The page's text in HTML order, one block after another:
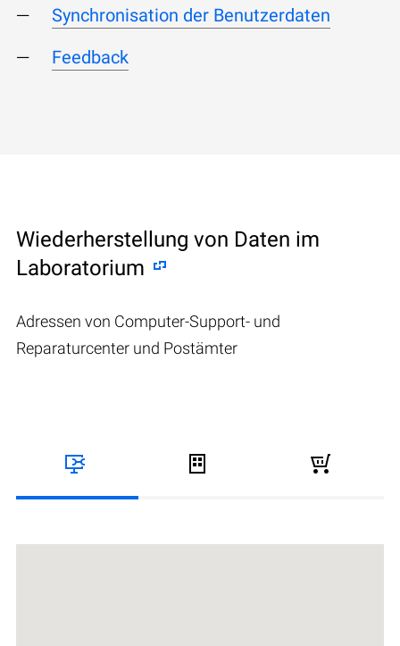
Synchronisation der Benutzerdaten
Feedback
Wiederherstellung von Daten im
Laboratorium
Adressen von Computer-Support- und
Reparaturcenter und Postämter